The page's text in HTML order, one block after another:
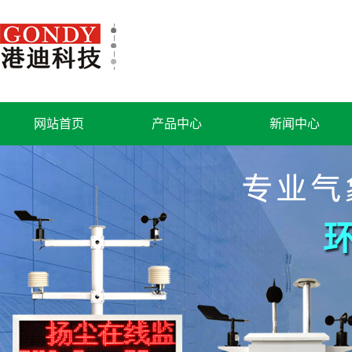
网站首页 产品中心 新闻中心